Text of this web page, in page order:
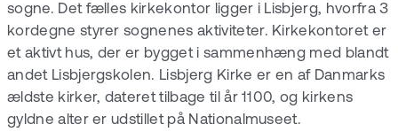
sogne. Det fælles kirkekontor ligger i Lisbjerg, hvorfra 3
kordegne styrer sognenes aktiviteter. Kirkekontoret er
et aktivt hus, der er bygget i sammenhæng med blandt
andet Lisbjergskolen. Lisbjerg Kirke er en af Danmarks
ældste kirker, dateret tilbage til år 1100, og kirkens
gyldne alter er udstillet på Nationalmuseet.